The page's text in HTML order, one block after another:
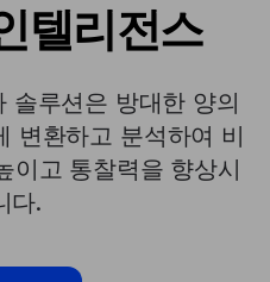
텔리전스
솔루션은 방대한 양의
변환하고 분석하여 비
이고 통찰력을 향상시
다.